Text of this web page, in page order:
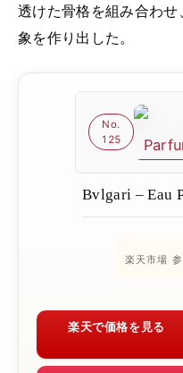
透けた骨格を組み合わ
象を作り出した。
No.
125
Bvlgari – Eau
楽天市場
楽天で価格を見る